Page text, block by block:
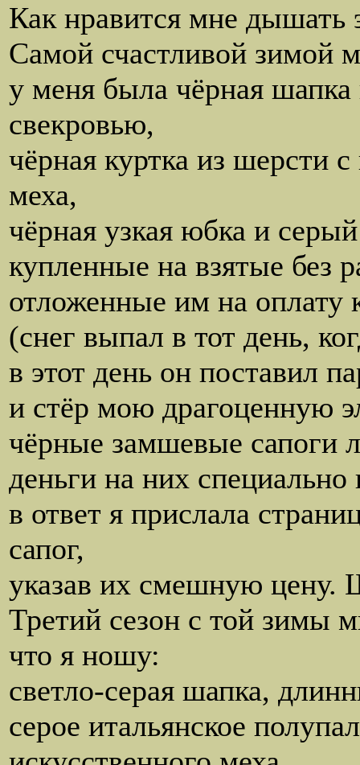
Как нравится мне дышать
Самой счастливой зимой
у меня была чёрная
свекровью,
чёрная куртка из шерсти
меха,
чёрная узкая юбка и
купленные на взятые без
отложенные им на оплату
(снег выпал в тот день,
в этот день он поставил
и стёр мою драгоценную
чёрные замшевые сапоги
деньги на них
в ответ я прислала
сапог,
указав их смешную цену.
Третий сезон с той зимы
что я ношу:
светло-серая шапка,
серое итальянское